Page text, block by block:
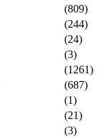
(809)
(244)
(24)
(3)
(1261)
(687)
(1)
(21)
(3)